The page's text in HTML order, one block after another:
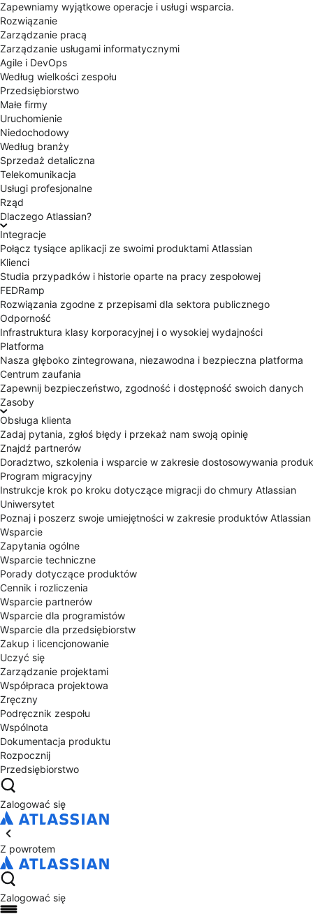
Zapewniamy wyjątkowe operacje i usługi wsparcia.
Rozwiązanie
Zarządzanie pracą
Zarządzanie usługami informatycznymi
Agile i DevOps
Według wielkości zespołu
Przedsiębiorstwo
Małe firmy
Uruchomienie
Niedochodowy
Według branży
Sprzedaż detaliczna
Telekomunikacja
Usługi profesjonalne
Rząd
Dlaczego Atlassian?
Integracje
Połącz tysiące aplikacji ze swoimi produktami Atlassian
Klienci
Studia przypadków i historie oparte na pracy zespołowej
FEDRamp
Rozwiązania zgodne z przepisami dla sektora publicznego
Odporność
Infrastruktura klasy korporacyjnej i o wysokiej wydajności
Platforma
Nasza głęboko zintegrowana, niezawodna i bezpieczna platforma
Centrum zaufania
Zapewnij bezpieczeństwo, zgodność i dostępność swoich danych
Zasoby
Obsługa klienta
Zadaj pytania, zgłoś błędy i przekaż nam swoją opinię
Znajdź partnerów
Doradztwo, szkolenia i wsparcie w zakresie dostosowywania
Program migracyjny
Instrukcje krok po kroku dotyczące migracji do chmury Atlassian
Uniwersytet
Poznaj i poszerz swoje umiejętności w zakresie produktów Atlassian
Wsparcie
Zapytania ogólne
Wsparcie techniczne
Porady dotyczące produktów
Cennik i rozliczenia
Wsparcie partnerów
Wsparcie dla programistów
Wsparcie dla przedsiębiorstw
Zakup i licencjonowanie
Uczyć się
Zarządzanie projektami
Współpraca projektowa
Zręczny
Podręcznik zespołu
Wspólnota
Dokumentacja produktu
Rozpocznij
Przedsiębiorstwo
Zalogować się
Z powrotem
Zalogować się